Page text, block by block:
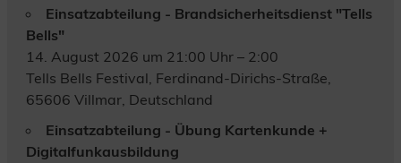
Einsatzabteilung - Brandsicherheitsdienst "Tells
Bells"
14. August 2026 um 21:00 Uhr – 2:00
Tells Bells Festival, Ferdinand-Dirichs-Straße,
65606 Villmar, Deutschland
Einsatzabteilung - Übung Kartenkunde +
Digitalfunkausbildung